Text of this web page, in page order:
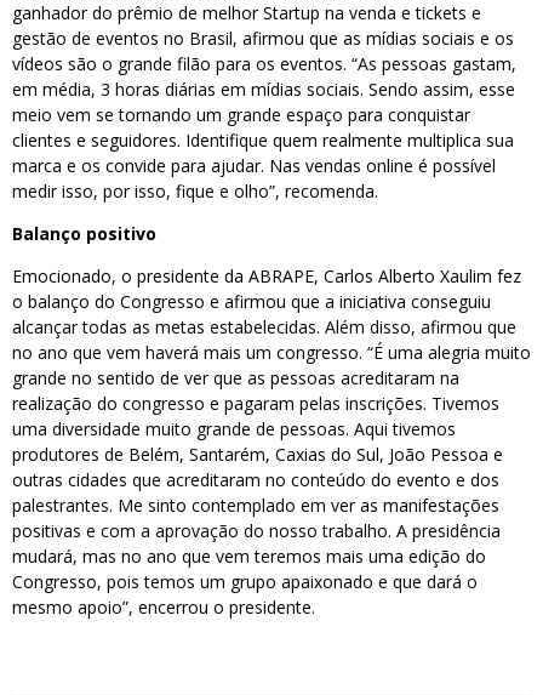
ganhador do prêmio de melhor Startup na venda e tickets e
gestão de eventos no Brasil, afirmou que as mídias sociais e os
vídeos são o grande filão para os eventos. “As pessoas gastam,
em média, 3 horas diárias em mídias sociais. Sendo assim, esse
meio vem se tornando um grande espaço para conquistar
clientes e seguidores. Identifique quem realmente multiplica sua
marca e os convide para ajudar. Nas vendas online é possível
medir isso, por isso, fique e olho”, recomenda.
Balanço positivo
Emocionado, o presidente da ABRAPE, Carlos Alberto Xaulim fez
o balanço do Congresso e afirmou que a iniciativa conseguiu
alcançar todas as metas estabelecidas. Além disso, afirmou que
no ano que vem haverá mais um congresso. “É uma alegria muito
grande no sentido de ver que as pessoas acreditaram na
realização do congresso e pagaram pelas inscrições. Tivemos
uma diversidade muito grande de pessoas. Aqui tivemos
produtores de Belém, Santarém, Caxias do Sul, João Pessoa e
outras cidades que acreditaram no conteúdo do evento e dos
palestrantes. Me sinto contemplado em ver as manifestações
positivas e com a aprovação do nosso trabalho. A presidência
mudará, mas no ano que vem teremos mais uma edição do
Congresso, pois temos um grupo apaixonado e que dará o
mesmo apoio”, encerrou o presidente.